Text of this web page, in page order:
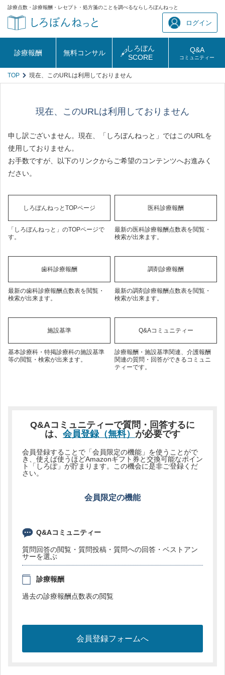
診療点数・診療報酬・レセプト・処方箋のことを調べるならしろぼんねっと
ログイン
診療報酬 無料コンサル
しろぼん
SCORE
Q&A
コミュニティー
TOP 現在、このURLは利用しておりません
現在、このURLは利用しておりません
申し訳ございません。現在、「しろぼんねっと」ではこのURLを
使用しておりません。
お手数ですが、以下のリンクからご希望のコンテンツへお進みく
ださい。
しろぼんねっとTOPページ
「しろぼんねっと」のTOPページで
す。
医科診療報酬
最新の医科診療報酬点数表を閲覧・
検索が出来ます。
歯科診療報酬
最新の歯科診療報酬点数表を閲覧・
検索が出来ます。
調剤診療報酬
最新の調剤診療報酬点数表を閲覧・
検索が出来ます。
施設基準
基本診療科・特掲診療科の施設基準
等の閲覧・検索が出来ます。
Q&Aコミュニティー
診療報酬・施設基準関連、介護報酬
関連の質問・回答ができるコミュニ
ティーです。
Q&Aコミュニティーで質問・回答するに
は、 会員登録（無料） が必要です
会員登録することで「会員限定の機能」を使うことがで
き、使えば使うほどAmazonギフト券と交換可能なポイン
ト「しろぽ」が貯まります。この機会に是非ご登録くだ
さい。
会員限定の機能
Q&Aコミュニティー
質問回答の閲覧・質問投稿・質問への回答・ベストアン
サーを選ぶ
診療報酬
過去の診療報酬点数表の閲覧
会員登録フォームへ